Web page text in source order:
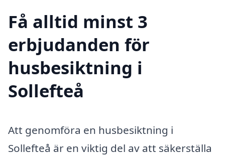
Få alltid minst 3
erbjudanden för
husbesiktning i
Sollefteå
Att genomföra en husbesiktning i
Sollefteå är en viktig del av att säkerställa